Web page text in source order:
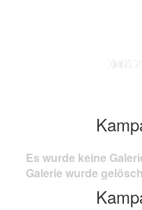
IMG
Es wurde keine
Galerie wurde